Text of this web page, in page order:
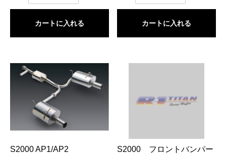
カートに入れる カートに入れる
S2000 AP1/AP2
S2000 フロントバンパー